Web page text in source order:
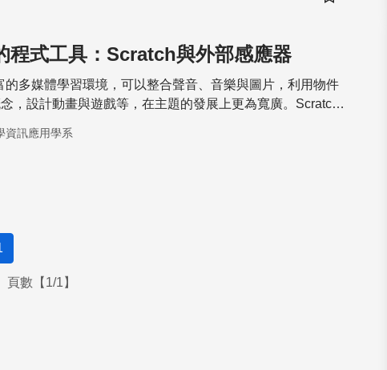
儲存書籤
程式工具：Scratch與外部感應器
的多媒體學習環境，可以整合聲音、音樂與圖片，利用物件
，設計動畫與遊戲等，在主題的發展上更為寬廣。Scratch
僅增加軟硬體的知能，更能夠提升學生在生活上的創意
資訊應用學系
數【1/1】